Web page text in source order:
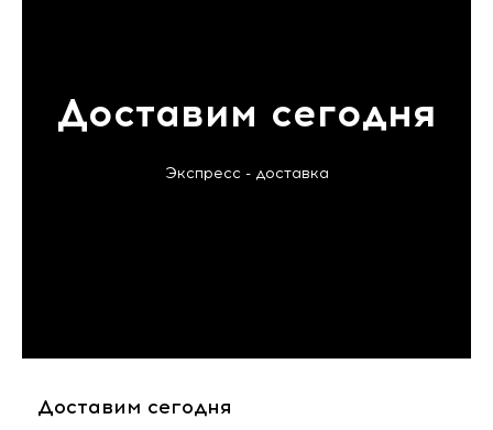
Доставим сегодня
Экспресс - доставка
Доставим сегодня